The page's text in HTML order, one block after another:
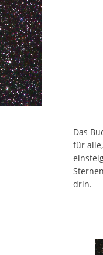
Das
für
drin.